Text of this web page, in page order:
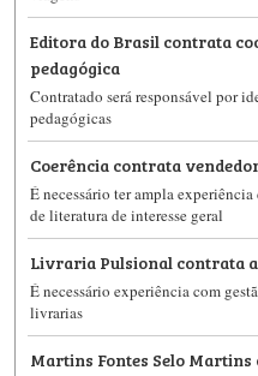
Editora do Brasil contrata
pedagógica
Contratado será responsável por
pedagógicas
Coerência contrata
É necessário ter ampla
de literatura de interesse geral
Livraria Pulsional contrata
É necessário experiência com
livrarias
Martins Fontes Selo